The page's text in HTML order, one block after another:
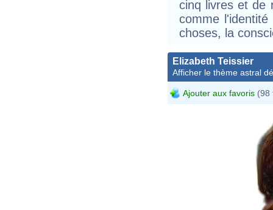
cinq livres et de
comme
choses, la
Elizabeth Teissier
Afficher le thème astral
Ajouter aux favoris (98